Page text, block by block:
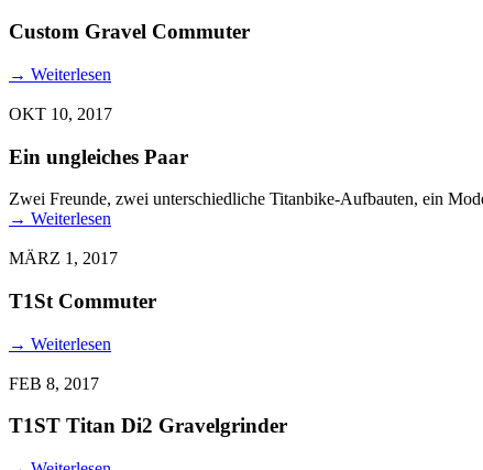
Custom Gravel Commuter
→ Weiterlesen
OKT 10, 2017
Ein ungleiches Paar
Zwei Freunde, zwei unterschiedliche Titanbike-Aufbauten, ein
→ Weiterlesen
MÄRZ 1, 2017
T1St Commuter
→ Weiterlesen
FEB 8, 2017
T1ST Titan Di2 Gravelgrinder